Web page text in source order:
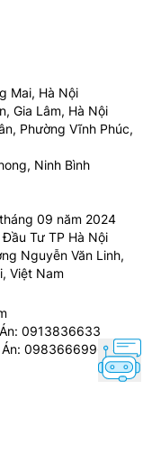
mã, công
người tiêu dùng
nhiều khách
lifestyle… Đặc
công nghệ trí
các model tivi ,
tình trạng nhiễu
hảo.
nghệ độc quyền
hình có màu
phẩm còn được
nói, tiện lợi
lớn tuổi.
Mai, Hà Nội
Gia Lâm, Hà Nội
Phường Vĩnh Phúc,
Ninh Bình
09 năm 2024
Tư TP Hà Nội
Nguyễn Văn Linh,
Việt Nam
0913836633
0983666996